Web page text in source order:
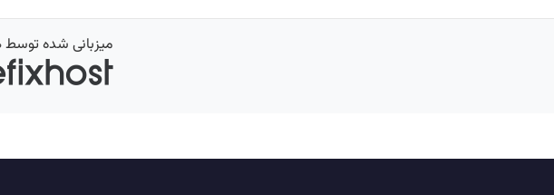
میزبانی شده توسط